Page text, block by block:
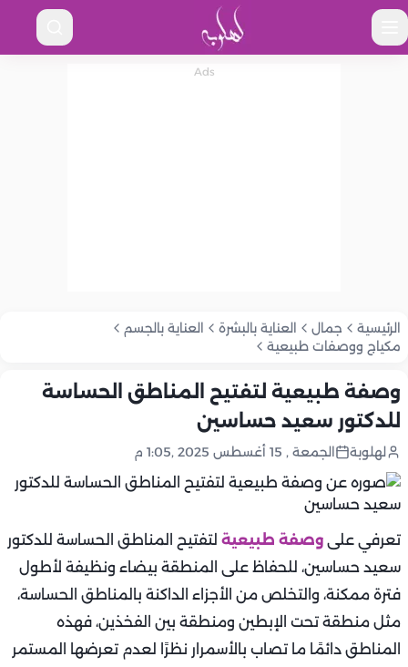
الرئيسية جمال العناية بالبشرة
العناية بالجسم
مكياج ووصفات طبيعية
وصفة طبيعية لتفتيح المناطق الحساسة
للدكتور سعيد حساسين
لهلوبة الجمعة , 15 أغسطس 2025 ,1:05 م
تعرفي على وصفة طبيعية لتفتيح المناطق الحساسة للدكتور
سعيد حساسين، للحفاظ على المنطقة بيضاء ونظيفة لأطول
فترة ممكنة، والتخلص من الأجزاء الداكنة بالمناطق الحساسة،
مثل منطقة تحت الإبطين ومنطقة بين الفخذين، فهذه
المناطق دائمًا ما تصاب بالأسمرار نظرًا لعدم تعرضها المستمر